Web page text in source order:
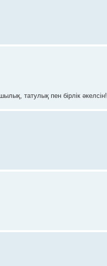
татулық пен бірлік әкелсін!